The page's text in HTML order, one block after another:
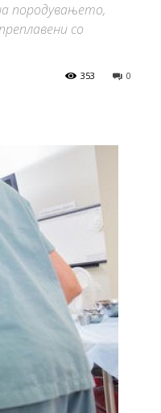
породувањето,
со
0
353